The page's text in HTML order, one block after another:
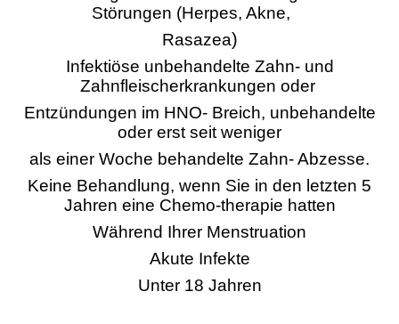
Störungen (Herpes, Akne,
Rasazea)
Infektiöse unbehandelte Zahn- und
Zahnfleischerkrankungen oder
Entzündungen im HNO- Breich, unbehandelte
oder erst seit weniger
als einer Woche behandelte Zahn- Abzesse.
Keine Behandlung, wenn Sie in den letzten 5
Jahren eine Chemo-therapie hatten
Während Ihrer Menstruation
Akute Infekte
Unter 18 Jahren